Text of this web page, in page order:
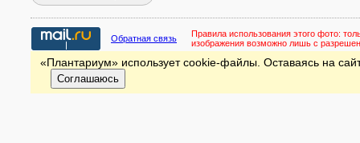
Обратная связь Правила использования этого фото:
изображения возможно лишь с
«Плантариум» использует cookie-файлы. Оставаясь на
Соглашаюсь